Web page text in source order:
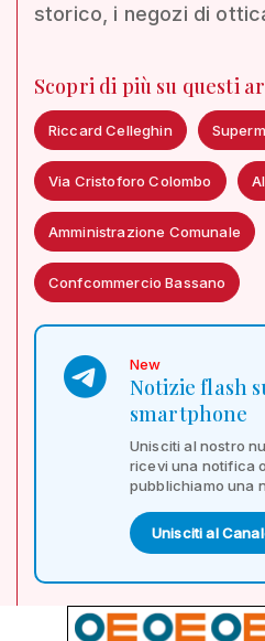
storico, i negozi di
Scopri di più su questi
Riccard Celleghin
Via Cristoforo Colombo
Amministrazione Comunale
Confcommercio Bassano
New
Notizie flash
smartphone
Unisciti al nostro
ricevi una notifica
pubblichiamo una
Unisciti al